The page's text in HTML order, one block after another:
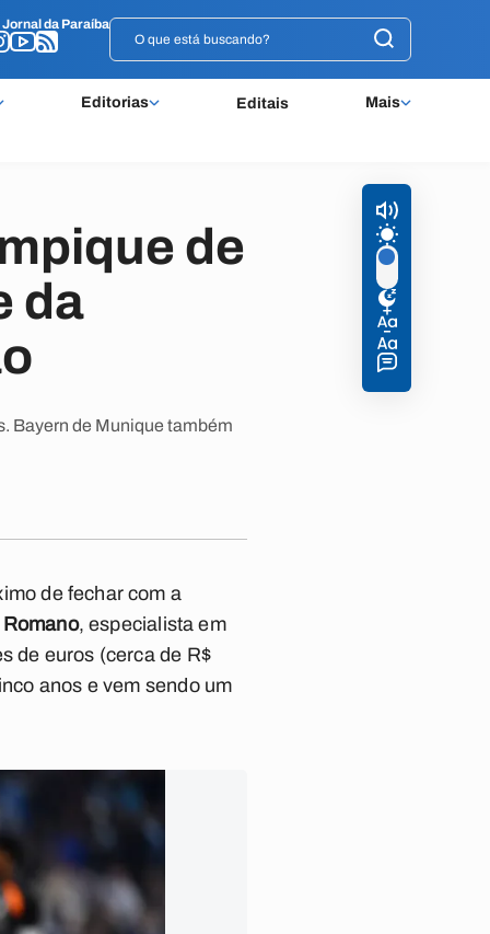
Jornal da Paraíba
Editorias Editais Mais
Jornal da Paraíba
de
da
Bayern de Munique também
de fechar com a
Romano, especialista em
de euros (cerca de R$
anos e vem sendo um